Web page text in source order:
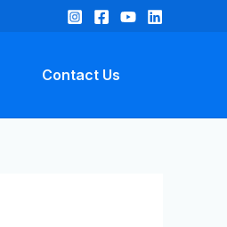
Contact Us